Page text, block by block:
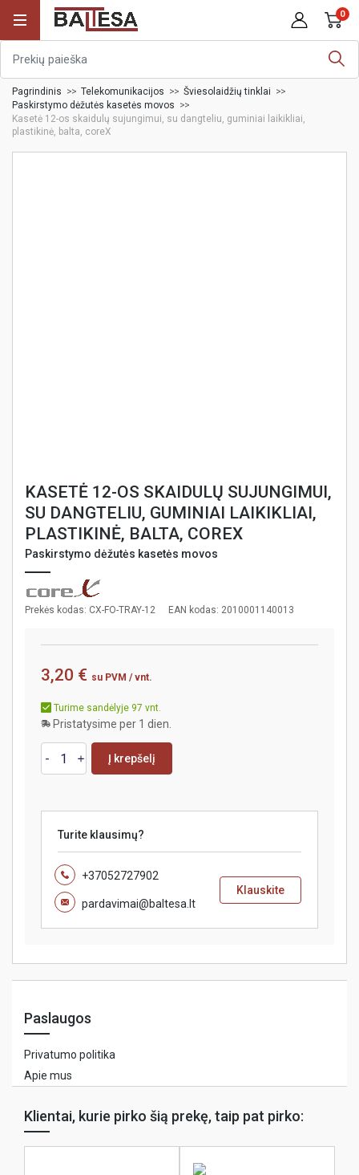
0
Pagrindinis Telekomunikacijos
Šviesolaidžių tinklai
Paskirstymo dėžutės kasetės movos
Kasetė 12-os skaidulų sujungimui, su dangteliu, guminiai laikikliai,
plastikinė, balta, coreX
KASETĖ 12-OS SKAIDULŲ SUJUNGIMUI,
SU DANGTELIU, GUMINIAI LAIKIKLIAI,
PLASTIKINĖ, BALTA, COREX
Paskirstymo dėžutės kasetės movos
Prekės kodas: CX-FO-TRAY-12 EAN kodas: 2010001140013
3,20 € su PVM / vnt.
Turime sandėlyje 97 vnt.
Pristatysime per 1 dien.
Į krepšelį
Turite klausimų?
+37052727902
pardavimai@baltesa.lt
Klauskite
Paslaugos
Privatumo politika
Apie mus
Klientai, kurie pirko šią prekę, taip pat pirko: